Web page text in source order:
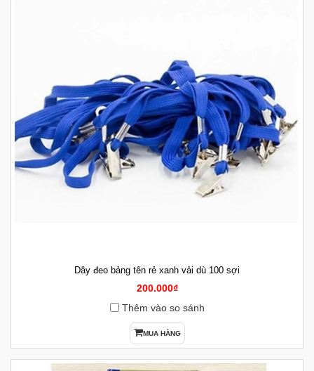
Dây đeo bảng tên rẻ xanh vải dù 100 sợi
200.000₫
Thêm vào so sánh
MUA HÀNG